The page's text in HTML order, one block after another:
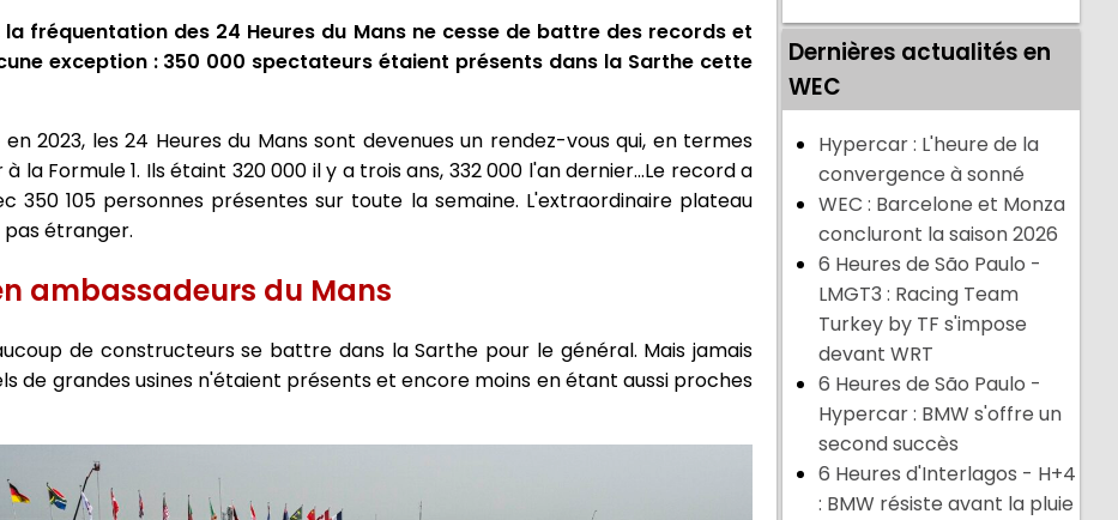
fréquentation des 24 Heures du Mans ne cesse de battre des records et
exception : 350 000 spectateurs étaient présents dans la Sarthe cette
2023, les 24 Heures du Mans sont devenues un rendez-vous qui, en termes
la Formule 1. Ils étaint 320 000 il y a trois ans, 332 000 l'an dernier...Le record a
350 105 personnes présentes sur toute la semaine. L'extraordinaire plateau
étranger.
ambassadeurs du Mans
de constructeurs se battre dans la Sarthe pour le général. Mais jamais
de grandes usines n'étaient présents et encore moins en étant aussi proches
Dernières actualités en
WEC
Hypercar : L'heure de la
convergence à sonné
WEC : Barcelone et Monza
concluront la saison 2026
6 Heures de São Paulo -
LMGT3 : Racing Team
Turkey by TF s'impose
devant WRT
6 Heures de São Paulo -
Hypercar : BMW s'offre un
second succès
6 Heures d'Interlagos - H+4
: BMW résiste avant la pluie